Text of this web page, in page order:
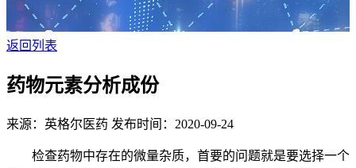
返回列表
药物元素分析成份
来源：英格尔医药 发布时间：2020-09-24
检查药物中存在的微量杂质，首要的问题就是要选择一个